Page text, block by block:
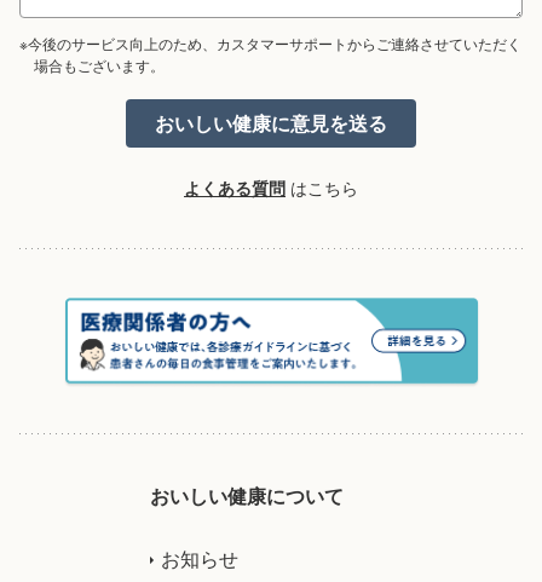
※今後のサービス向上のため、カスタマーサポートからご連絡させていただく
場合もございます。
よくある質問 はこちら
おいしい健康について
お知らせ